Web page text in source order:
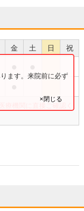
金 土 日 祝
療機関に直接ご確認く
ます。来院前に必ず
×閉じる